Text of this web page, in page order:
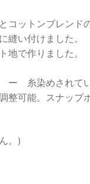
ットンブレンド
縫い付けました。
で作りました。
ー 糸染めされて
可能。スナップ
。)